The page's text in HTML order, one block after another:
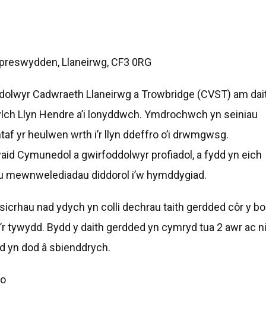
Llaneirwg, CF3 0RG
Cadwraeth Llaneirwg a Trowbridge (CVST) am
Llyn Hendre a’i lonyddwch. Ymdrochwch yn seiniau
yr heulwen wrth i’r llyn ddeffro o’i drwmgwsg.
Cymunedol a gwirfoddolwyr profiadol, a fydd yn eich
mewnwelediadau diddorol i’w hymddygiad.
nad ydych yn colli dechrau taith gerdded côr y
tywydd. Bydd y daith gerdded yn cymryd tua 2 awr ac ni
yn dod â sbienddrych.